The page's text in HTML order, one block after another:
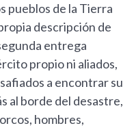
pueblos de la Tierra
descripción de
entrega
propio ni aliados,
a encontrar su
al borde del desastre,
hombres,